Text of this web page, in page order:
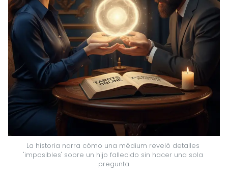
La historia narra cómo una médium reveló detalles
'imposibles' sobre un hijo fallecido sin hacer una sola
pregunta.